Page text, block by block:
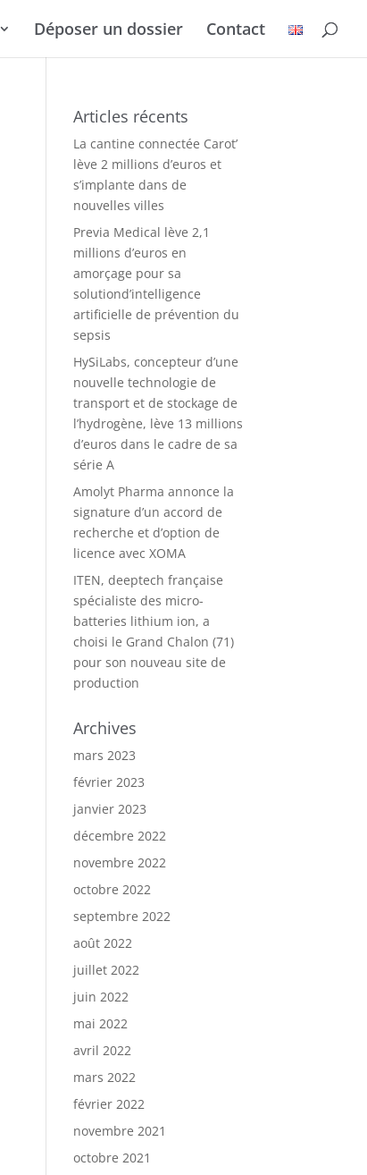
Déposer un dossier Contact
Articles récents
La cantine connectée Carot’
lève 2 millions d’euros et
s’implante dans de
nouvelles villes
Previa Medical lève 2,1
millions d’euros en
amorçage pour sa
solutiond’intelligence
artificielle de prévention du
sepsis
HySiLabs, concepteur d’une
nouvelle technologie de
transport et de stockage de
l’hydrogène, lève 13 millions
d’euros dans le cadre de sa
série A
Amolyt Pharma annonce la
signature d’un accord de
recherche et d’option de
licence avec XOMA
ITEN, deeptech française
spécialiste des micro-
batteries lithium ion, a
choisi le Grand Chalon (71)
pour son nouveau site de
production
Archives
mars 2023
février 2023
janvier 2023
décembre 2022
novembre 2022
octobre 2022
septembre 2022
août 2022
juillet 2022
juin 2022
mai 2022
avril 2022
mars 2022
février 2022
novembre 2021
octobre 2021